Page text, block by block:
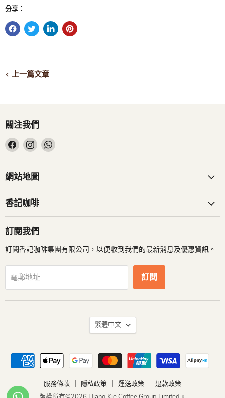
分享：
上一篇文章
關注我們
在
Facebook
找
到
們
在
Instagram
找
到
們
在
找
網站地圖
香記咖啡
訂閱我們
訂閱香記咖啡集團有限公司，以便收到我們的最新消息及優惠資訊。
電郵地址 訂閱
服務條款 隱私政策 運送政策
退款政策
語
言
繁體中文